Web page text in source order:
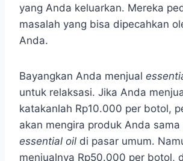
yang Anda keluarkan. Mereka
masalah yang bisa dipecahkan
Anda.
Bayangkan Anda menjual
untuk relaksasi. Jika Anda
katakanlah Rp10.000 per botol,
akan mengira produk Anda
essential oil di pasar umum.
menjualnya Rp50.000 per botol,